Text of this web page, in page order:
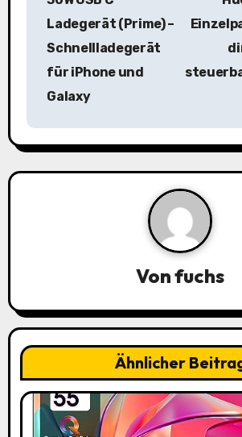
a
g
i
g
a
t
Ladegerät (Prime) –
Schnellladegerät
für iPhone und
Galaxy
Vonfuchs
Ähnlicher